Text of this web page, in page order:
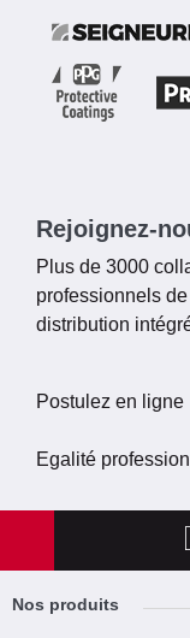
Rejoignez-
Plus de 3000
professionnels
distribution
Postulez en ligne
Egalité
Nos produits